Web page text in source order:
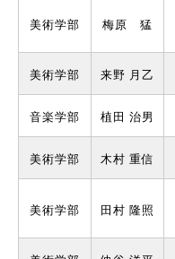
美術学部 梅原 猛
美術学部 来野 ⽉⼄
音楽学部 植⽥ 治男
美術学部 ⽊村 重信
美術学部 ⽥村 隆照